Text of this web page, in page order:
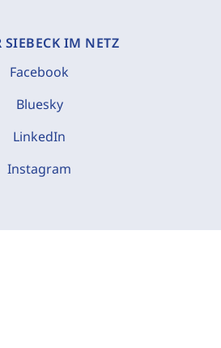
SIEBECK IM NETZ
Facebook
Bluesky
LinkedIn
Instagram